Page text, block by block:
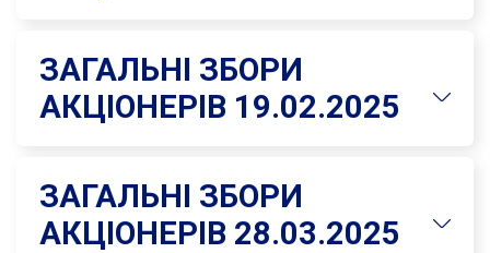
ЗАГАЛЬНІ ЗБОРИ
АКЦІОНЕРІВ 19.02.2025
ЗАГАЛЬНІ ЗБОРИ
АКЦІОНЕРІВ 28.03.2025